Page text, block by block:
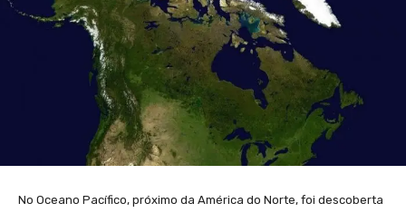
No Oceano Pacífico, próximo da América do Norte, foi descoberta